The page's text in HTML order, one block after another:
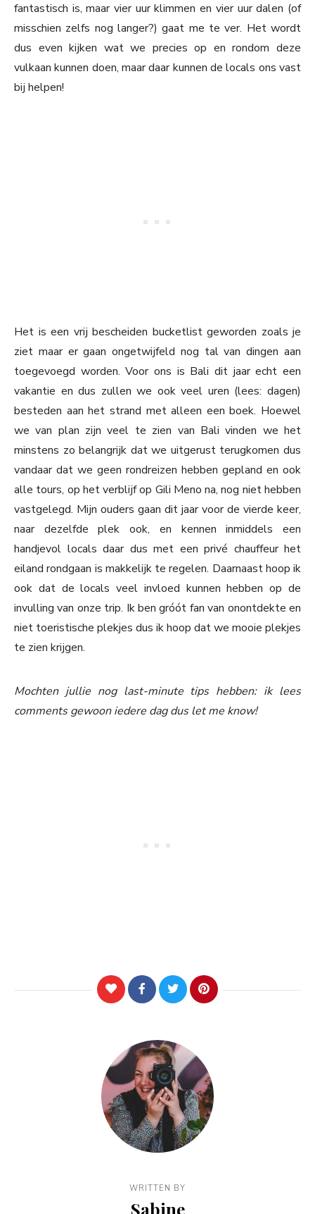
fantastisch is, maar vier uur klimmen en vier uur dalen (of
misschien zelfs nog langer?) gaat me te ver. Het wordt
dus even kijken wat we precies op en rondom deze
vulkaan kunnen doen, maar daar kunnen de locals ons vast
bij helpen!
Het is een vrij bescheiden bucketlist geworden zoals je
ziet maar er gaan ongetwijfeld nog tal van dingen aan
toegevoegd worden. Voor ons is Bali dit jaar echt een
vakantie en dus zullen we ook veel uren (lees: dagen)
besteden aan het strand met alleen een boek. Hoewel
we van plan zijn veel te zien van Bali vinden we het
minstens zo belangrijk dat we uitgerust terugkomen dus
vandaar dat we geen rondreizen hebben gepland en ook
alle tours, op het verblijf op Gili Meno na, nog niet hebben
vastgelegd. Mijn ouders gaan dit jaar voor de vierde keer,
naar dezelfde plek ook, en kennen inmiddels een
handjevol locals daar dus met een privé chauffeur het
eiland rondgaan is makkelijk te regelen. Daarnaast hoop ik
ook dat de locals veel invloed kunnen hebben op de
invulling van onze trip. Ik ben gróót fan van onontdekte en
niet toeristische plekjes dus ik hoop dat we mooie plekjes
te zien krijgen.
Mochten jullie nog last-minute tips hebben: ik lees
comments gewoon iedere dag dus let me know!
WRITTEN BY
Sabine